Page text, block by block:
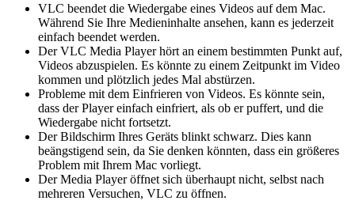
VLC beendet die Wiedergabe eines Videos auf dem Mac.
Während Sie Ihre Medieninhalte ansehen, kann es jederzeit
einfach beendet werden.
Der VLC Media Player hört an einem bestimmten Punkt auf,
Videos abzuspielen. Es könnte zu einem Zeitpunkt im Video
kommen und plötzlich jedes Mal abstürzen.
Probleme mit dem Einfrieren von Videos. Es könnte sein,
dass der Player einfach einfriert, als ob er puffert, und die
Wiedergabe nicht fortsetzt.
Der Bildschirm Ihres Geräts blinkt schwarz. Dies kann
beängstigend sein, da Sie denken könnten, dass ein größeres
Problem mit Ihrem Mac vorliegt.
Der Media Player öffnet sich überhaupt nicht, selbst nach
mehreren Versuchen, VLC zu öffnen.